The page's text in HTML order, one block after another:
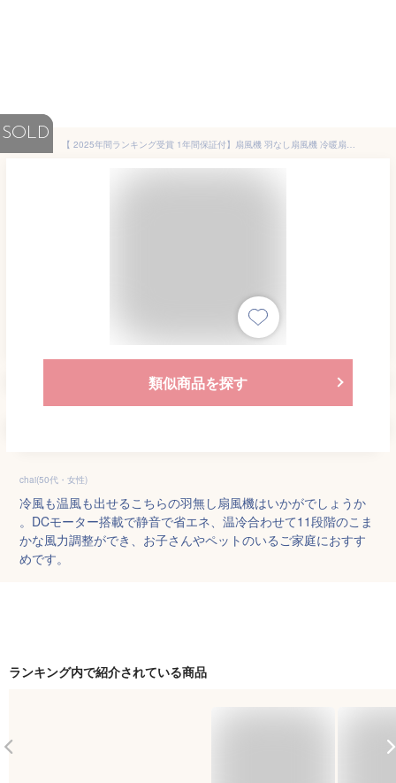
SOLD
【 2025年間ランキング受賞 1年間保証付】扇風機 羽なし扇風機 冷暖扇風機 温風 80°左右首振り スリム タワーファン 羽なし サーキュレーター 冷暖風切替 風量調節 扇風機 ヒーター 省スペース 首振り リモコン付き タイマー 静音 省エネ 節電 エコ 冷暖タイプ 冷暖兼用
類似商品を探す
chai(50代・女性)
冷風も温風も出せるこちらの羽無し扇風機はいかがでしょうか
。DCモーター搭載で静音で省エネ、温冷合わせて11段階のこま
かな風力調整ができ、お子さんやペットのいるご家庭におすす
めです。
ランキング内で紹介されている商品